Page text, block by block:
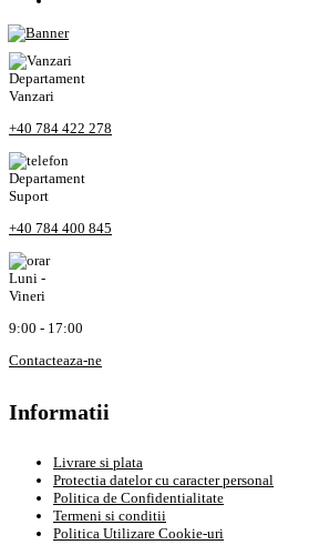
Departament
Vanzari
+40 784 422 278
Departament
Suport
+40 784 400 845
Luni -
Vineri
9:00 - 17:00
Contacteaza-ne
Informatii
Livrare si plata
Protectia datelor cu caracter personal
Politica de Confidentialitate
Termeni si conditii
Politica Utilizare Cookie-uri